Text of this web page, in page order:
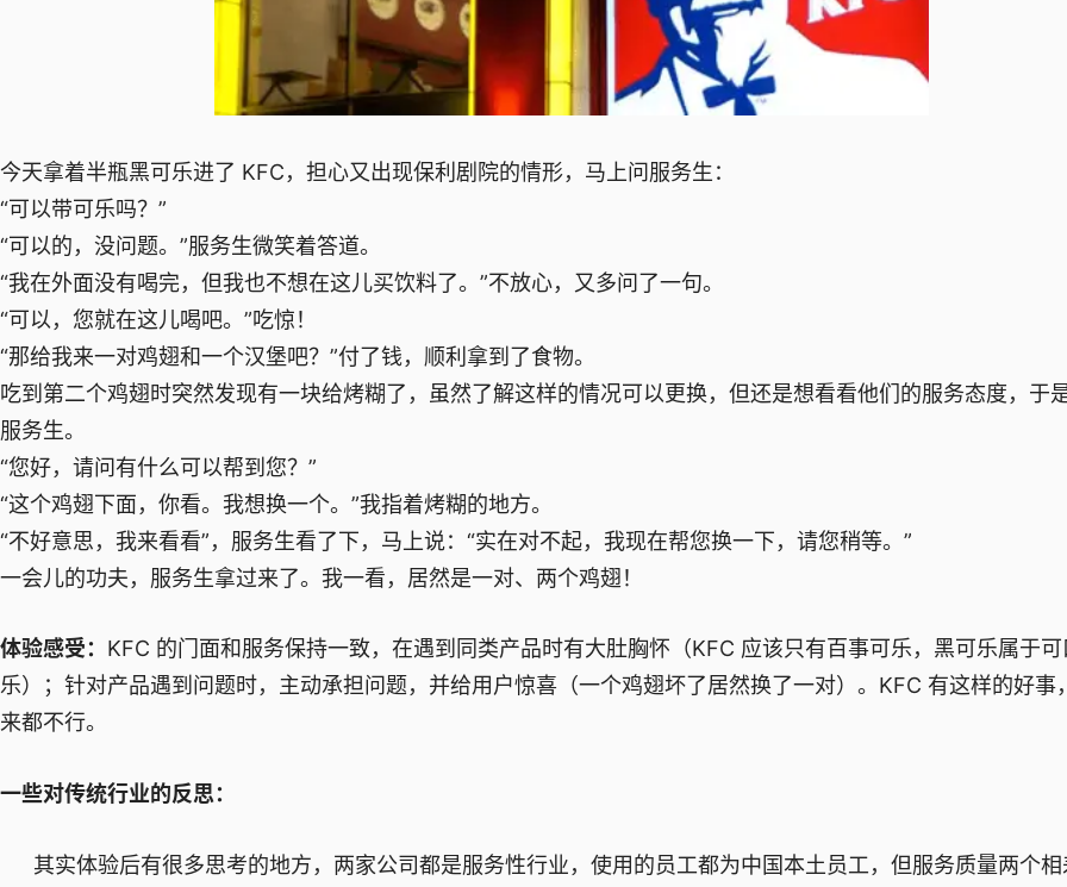
今天拿着半瓶黑可乐进了 KFC，担心又出现保利剧院的情形，马上问服务生：
“可以带可乐吗？”
“可以的，没问题。”服务生微笑着答道。
“我在外面没有喝完，但我也不想在这儿买饮料了。”不放心，又多问了一句。
“可以，您就在这儿喝吧。”吃惊！
“那给我来一对鸡翅和一个汉堡吧？”付了钱，顺利拿到了食物。
吃到第二个鸡翅时突然发现有一块给烤糊了，虽然了解这样的情况可以更换，但还是想看看他们的服务态度，于
服务生。
“您好，请问有什么可以帮到您？”
“这个鸡翅下面，你看。我想换一个。”我指着烤糊的地方。
“不好意思，我来看看”，服务生看了下，马上说：“实在对不起，我现在帮您换一下，请您稍等。”
一会儿的功夫，服务生拿过来了。我一看，居然是一对、两个鸡翅！
体验感受： KFC 的门面和服务保持一致，在遇到同类产品时有大肚胸怀（KFC 应该只有百事可乐，黑可乐属于
乐）；针对产品遇到问题时，主动承担问题，并给用户惊喜（一个鸡翅坏了居然换了一对）。KFC 有这样的好事
来都不行。
一些对传统行业的反思：
其实体验后有很多思考的地方，两家公司都是服务性行业，使用的员工都为中国本土员工，但服务质量两个相